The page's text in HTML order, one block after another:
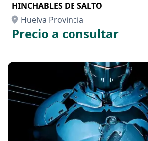
HINCHABLES DE SALTO
Huelva Provincia
Precio a consultar